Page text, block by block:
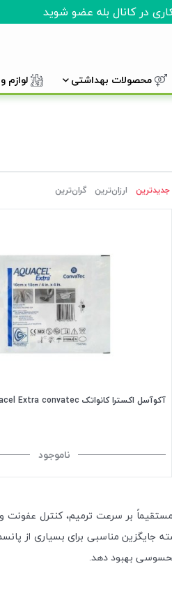
در کانال بله عضو شوید
محصولات بهداشتی لوازم
جدیدترین ارزان‌ترین گران‌ترین
آکوآسل اکسترا کانواتک Aquacel Extra convatec
ناموجود
بر سرعت ترمیم، کنترل عفونت و
جایگزین مناسبی برای بسیاری از
بهبود دهد.